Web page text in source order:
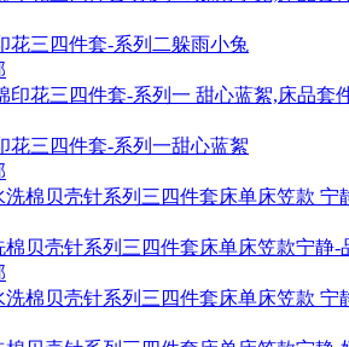
花三四件套-系列二躲雨小兔
花三四件套-系列一甜心蓝絮
棉贝壳针系列三四件套床单床笠款宁静-